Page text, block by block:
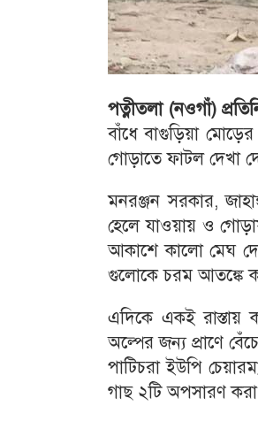
পত্নীতলা (নওগাঁ)
বাঁধে বাগুড়িয়া
গোড়াতে ফাটল দেখা
মনরঞ্জন সরকার,
হেলে যাওয়ায় ও
আকাশে কালো মেঘ
গুলোকে চরম আতঙ্কে
এদিকে একই রাস্তায়
অল্পের জন্য প্রাণে
পাটিচরা ইউপি
গাছ ২টি অপসারণ করা